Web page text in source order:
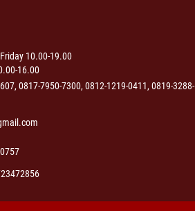
10.00-19.00
16.00
0817-7950-7300, 0812-1219-0411, 0819-3288-